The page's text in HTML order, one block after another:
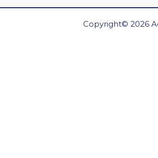
Copyright© 2026